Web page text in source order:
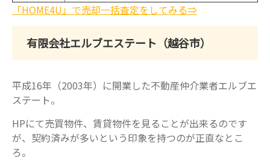
「HOME4U」で売却一括査定をしてみる⇒
有限会社エルブエステート（越谷市）
平成16年（2003年）に開業した不動産仲介業者エルブエ
ステート。
HPにて売買物件、賃貸物件を見ることが出来るのです
が、契約済みが多いという印象を持つのが正直なとこ
ろ。